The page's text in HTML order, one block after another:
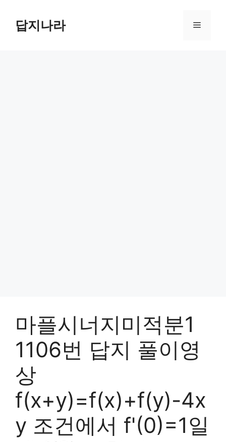
답지나라 메
마플시너지미적분1
1106번 답지 풀이영
상
f(x+y)=f(x)+f(y)-4x
y 조건에서 f'(0)=1일